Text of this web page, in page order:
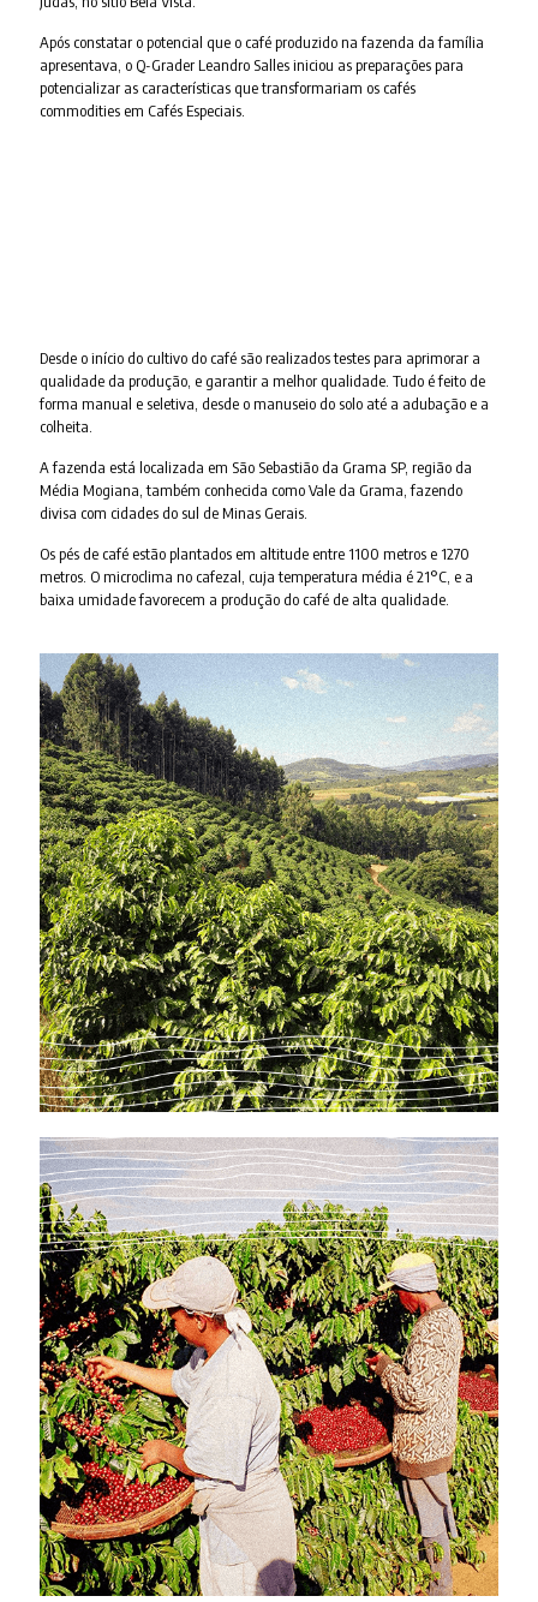
Após constatar o potencial que o café produzido na fazenda da família
apresentava, o Q-Grader Leandro Salles iniciou as preparações para
potencializar as características que transformariam os cafés
commodities em Cafés Especiais.
Desde o início do cultivo do café são realizados testes para aprimorar a
qualidade da produção, e garantir a melhor qualidade. Tudo é feito de
forma manual e seletiva, desde o manuseio do solo até a adubação e a
colheita.
A fazenda está localizada em São Sebastião da Grama SP, região da
Média Mogiana, também conhecida como Vale da Grama, fazendo
divisa com cidades do sul de Minas Gerais.
Os pés de café estão plantados em altitude entre 1100 metros e 1270
metros. O microclima no cafezal, cuja temperatura média é 21°C, e a
baixa umidade favorecem a produção do café de alta qualidade.